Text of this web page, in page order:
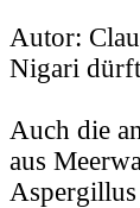
Autor:
Nigari
Auch die
aus